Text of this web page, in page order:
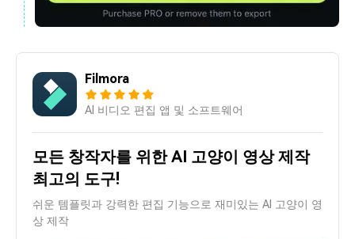
Filmora
AI 비디오 편집 앱 및 소프트웨어
모든 창작자를 위한 AI 고양이 영상 제작
최고의 도구!
쉬운 템플릿과 강력한 편집 기능으로 재미있는 AI 고양이 영
상 제작